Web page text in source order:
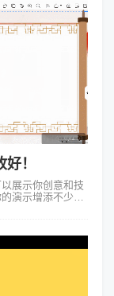
！
展示你创意和技
演示增添不少亮